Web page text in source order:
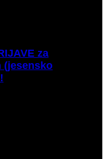
za
(jesensko